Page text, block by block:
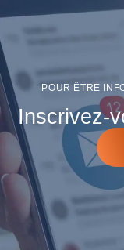
POUR ÊTRE
Inscrivez-